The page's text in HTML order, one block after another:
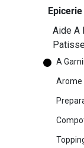
Epicerie
Aide A
A
Arome